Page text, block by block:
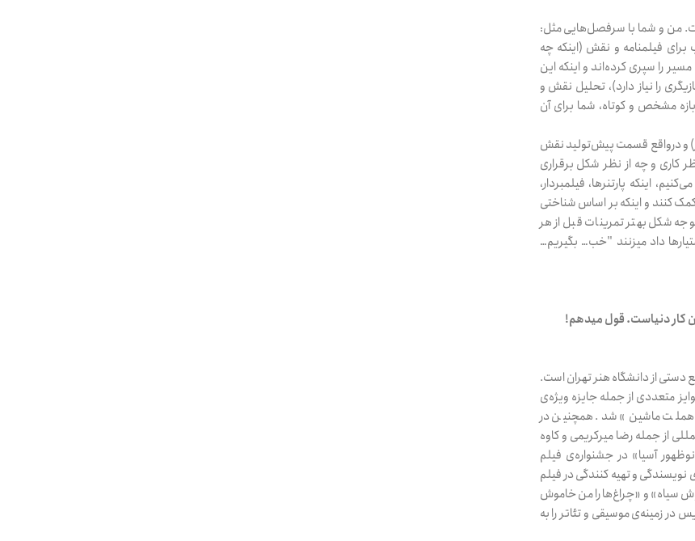
من و شما با سرفصل‌هایی مثل:
فیلمنامه و نقش (اینکه چه
را سپری کرده‌اند و اینکه این
را نیاز دارد)، تحلیل نقش و
مشخص و کوتاه، شما برای آن
و درواقع قسمت پیش‌تولید نقش
کاری و چه از نظر شکل برقراری
اینکه پارتنرها، فیلمبردار،
کنند و اینکه بر اساس شناختی
شکل بهتر تمرینات قبل از هر
داد میزنند "خب… بگیریم…
کار دنیاست. قول میدهم!
دستی از دانشگاه هنر تهران است.
متعددی از جمله جایزه ویژه‌ی
«هملت ماشین» شد. همچنین در
از جمله رضا میرکریمی و کاوه
«استعداد نوظهور آسیا» در جشنواره‌ی فیلم
و تهیه کنندگی در فیلم
سیاه» و «چراغ‌ها را من خاموش
مدت ۳ سال تجربه‌‌ی تدریس در زمینه‌ی موسیقی و تئاتر را به
جهت ورود نام کاربری و رمز عبور
خود را وارد نمایید.
نام کاربری
هنوز ثبت نام نکرده اید؟